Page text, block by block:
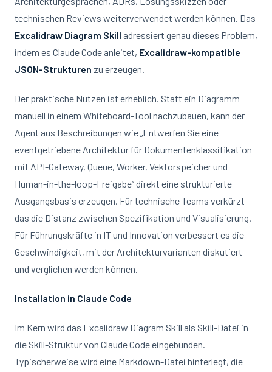
technischen Reviews weiterverwendet werden können. Das
Excalidraw Diagram Skill adressiert genau dieses Problem,
indem es Claude Code anleitet, Excalidraw-kompatible
JSON-Strukturen zu erzeugen.
Der praktische Nutzen ist erheblich. Statt ein Diagramm
manuell in einem Whiteboard-Tool nachzubauen, kann der
Agent aus Beschreibungen wie „Entwerfen Sie eine
eventgetriebene Architektur für Dokumentenklassifikation
mit API-Gateway, Queue, Worker, Vektorspeicher und
Human-in-the-loop-Freigabe“ direkt eine strukturierte
Ausgangsbasis erzeugen. Für technische Teams verkürzt
das die Distanz zwischen Spezifikation und Visualisierung.
Für Führungskräfte in IT und Innovation verbessert es die
Geschwindigkeit, mit der Architekturvarianten diskutiert
und verglichen werden können.
Installation in Claude Code
Im Kern wird das Excalidraw Diagram Skill als Skill-Datei in
die Skill-Struktur von Claude Code eingebunden.
Typischerweise wird eine Markdown-Datei hinterlegt, die